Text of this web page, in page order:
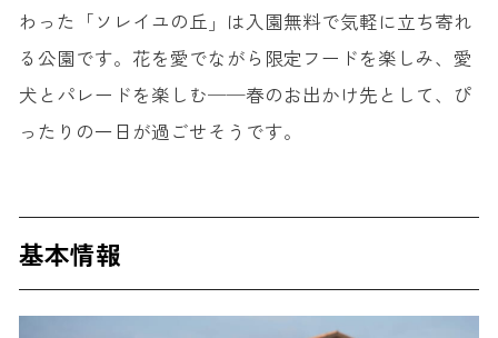
わった「ソレイユの丘」は入園無料で気軽に立ち寄れ
る公園です。花を愛でながら限定フードを楽しみ、愛
犬とパレードを楽しむ──春のお出かけ先として、ぴ
ったりの一日が過ごせそうです。
基本情報